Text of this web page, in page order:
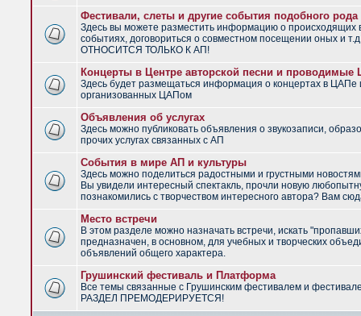
Фестивали, слеты и другие события подобного рода
Здесь вы можете разместить информацию о
событиях, договориться о совместном посещении оных и
ОТНОСИТСЯ ТОЛЬКО К АП!
Концерты в Центре авторской песни и
Здесь будет размещаться информация о концертах в ЦАПе
организованных ЦАПом
Объявления об услугах
Здесь можно публиковать объявления о звукозаписи,
прочих услугах связанных с АП
События в мире АП и культуры
Здесь можно поделиться радостными и грустными
Вы увидели интересный спектакль, прочли новую
познакомились с творчеством интересного автора? Вам
Место встречи
В этом разделе можно назначать встречи, искать
предназначен, в основном, для учебных и творческих
объявлений общего характера.
Грушинский фестиваль и Платформа
Все темы связанные с Грушинским фестивалем и
РАЗДЕЛ ПРЕМОДЕРИРУЕТСЯ!